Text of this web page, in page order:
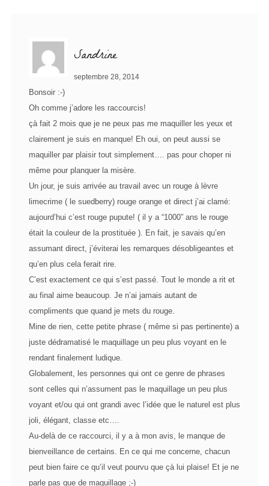
Sandrine
septembre 28, 2014
Bonsoir :-)
Oh comme j’adore les raccourcis!
çà fait 2 mois que je ne peux pas me maquiller les yeux et
clairement je suis en manque! Eh oui, on peut aussi se
maquiller par plaisir tout simplement…. pas pour choper ni
même pour planquer la misère.
Un jour, je suis arrivée au travail avec un rouge à lèvre
limecrime ( le suedberry) rouge orange et direct j’ai clamé:
aujourd’hui c’est rouge pupute! ( il y a “1000” ans le rouge
était la couleur de la prostituée ). En fait, je savais qu’en
assumant direct, j’éviterai les remarques désobligeantes et
qu’en plus cela ferait rire.
C’est exactement ce qui s’est passé. Tout le monde a rit et
au final aime beaucoup. Je n’ai jamais autant de
compliments que quand je mets du rouge.
Mine de rien, cette petite phrase ( même si pas pertinente) a
juste dédramatisé le maquillage un peu plus voyant en le
rendant finalement ludique.
Globalement, les personnes qui ont ce genre de phrases
sont celles qui n’assument pas le maquillage un peu plus
voyant et/ou qui ont grandi avec l’idée que le naturel est plus
joli, élégant, classe etc….
Au-delà de ce raccourci, il y a à mon avis, le manque de
bienveillance de certains. En ce qui me concerne, chacun
peut bien faire ce qu’il veut pourvu que çà lui plaise! Et je ne
parle pas que de maquillage ;-)